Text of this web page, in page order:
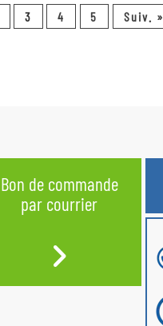
3 4 5 Suiv. »
Bon de commande
par courrier